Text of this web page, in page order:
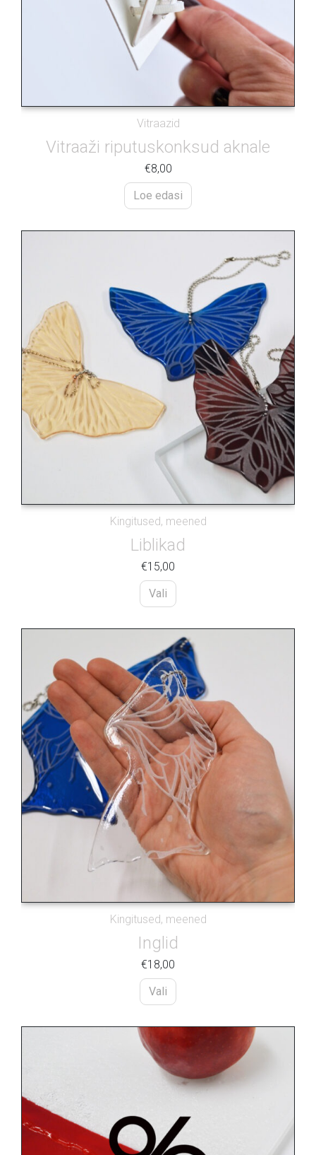
Vitraazid
Vitraaži riputuskonksud aknale
€8,00
Loe edasi
Kingitused, meened
Liblikad
€15,00
Vali
Kingitused, meened
Inglid
€18,00
Vali